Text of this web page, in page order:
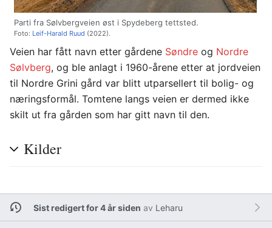
Parti fra Sølvbergveien øst i Spydeberg tettsted.
Foto: Leif-Harald Ruud (2022).
Veien har fått navn etter gårdene Søndre og Nordre
Sølvberg, og ble anlagt i 1960-årene etter at jordveien
til Nordre Grini gård var blitt utparsellert til bolig- og
næringsformål. Tomtene langs veien er dermed ikke
skilt ut fra gården som har gitt navn til den.
Kilder
Sist redigert for 4 år siden av Leharu